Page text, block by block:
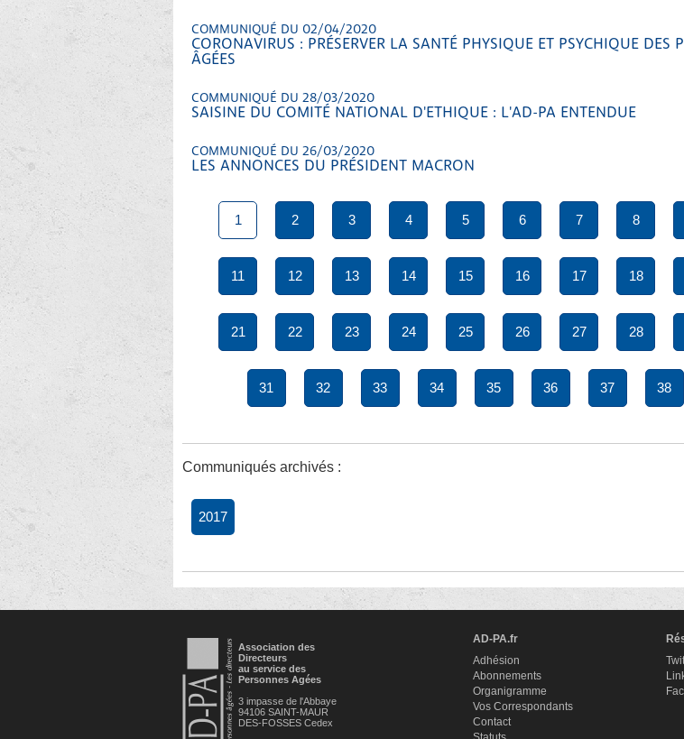
COMMUNIQUÉ DU 02/04/2020
CORONAVIRUS : PRÉSERVER LA SANTÉ PHYSIQUE ET PSYCHIQUE DES
ÂGÉES
COMMUNIQUÉ DU 28/03/2020
SAISINE DU COMITÉ NATIONAL D'ETHIQUE : L'AD-PA ENTENDUE
COMMUNIQUÉ DU 26/03/2020
LES ANNONCES DU PRÉSIDENT MACRON
1 2 3 4 5 6 7 8
11 12 13 14 15 16 17 18
21 22 23 24 25 26 27 28
31 32 33 34 35 36 37 38
Communiqués archivés :
2017
Association des
Directeurs
au service des
Personnes Agées
3 impasse de l'Abbaye
94106 SAINT-MAUR
DES-FOSSES Cedex
AD-PA.fr
Adhésion
Abonnements
Organigramme
Vos Correspondants
Contact